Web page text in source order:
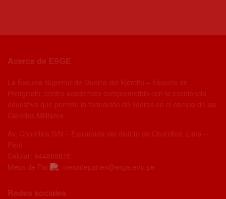
Acerca de ESGE
La Escuela Superior de Guerra del Ejército – Escuela de
Postgrado, centro académico comprometido con la excelencia
educativa que permite la formación de líderes en el campo de las
Ciencias Militares.
Av. Chorrillos S/N – Explanada del distrito de Chorrillos Lima –
Perú
Celular: 944988875
Mesa de Partes: mesadepartes@esge.edu.pe
Redes sociales